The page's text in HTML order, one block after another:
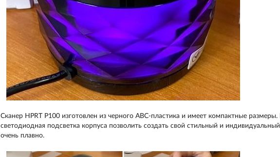
Сканер HPRT P100 изготовлен из черного АВС-пластика и имеет компактные размеры.
светодиодная подсветка корпуса позволить создать свой стильный и
очень плавно.